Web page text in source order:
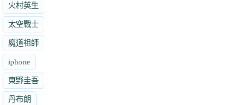
火村英生
太空戰士
魔道祖師
iphone
東野圭吾
丹布朗